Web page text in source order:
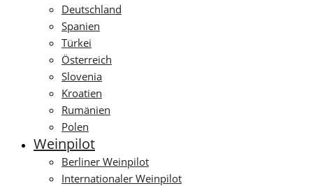
Deutschland
Spanien
Türkei
Österreich
Slovenia
Kroatien
Rumänien
Polen
Weinpilot
Berliner Weinpilot
Internationaler Weinpilot